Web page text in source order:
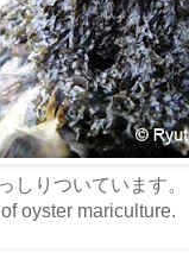
しりついています。
oyster mariculture.